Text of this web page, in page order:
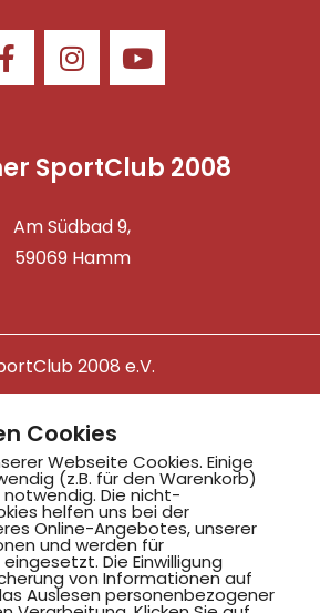
SportClub 2008
Am Südbad 9,
59069 Hamm
2008 e.V.
Impressum
Datenschutz
Hinweisgebersystem
Cookies
Webseite Cookies. Einige
(z.B. für den Warenkorb)
Die nicht-
helfen uns bei der
Online-Angebotes, unserer
und werden für
Die Einwilligung
von Informationen auf
Auslesen personenbezogener